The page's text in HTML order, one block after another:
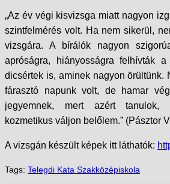
„Az év végi kisvizsga miatt nagyon
szintfelmérés volt. Ha nem sikerül,
vizsgára. A bírálók nagyon
apróságra, hiányosságra felhívták
dicsértek is, aminek nagyon örültünk.
fárasztó napunk volt, de hamar
jegyemnek, mert azért
kozmetikus váljon belőlem.” (Pásztor
A vizsgán készült képek itt láthatók:
Tags: Telegdi Kata Szakközépiskola